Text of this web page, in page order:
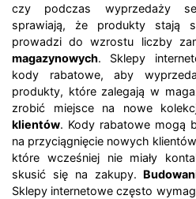
czy podczas wyprzedaży
sprawiają, że produkty stają
prowadzi do wzrostu liczby
magazynowych. Sklepy
kody rabatowe, aby
produkty, które zalegają w
zrobić miejsce na nowe
klientów. Kody rabatowe mogą
na przyciągnięcie nowych
które wcześniej nie miały
skusić się na zakupy.
Sklepy internetowe często